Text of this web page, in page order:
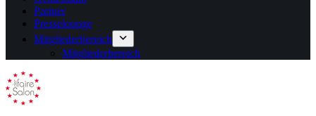
Partner
Presselounge
Mitgliederbereich
Mitgliederbereich